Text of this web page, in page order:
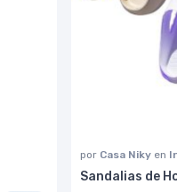
por Casa Niky en
Sandalias de